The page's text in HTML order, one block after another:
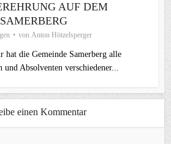
AUF DEM
SAMERBERG
von Anton Hötzelsperger
hat die Gemeinde Samerberg alle
und Absolventen verschiedener...
einen Kommentar